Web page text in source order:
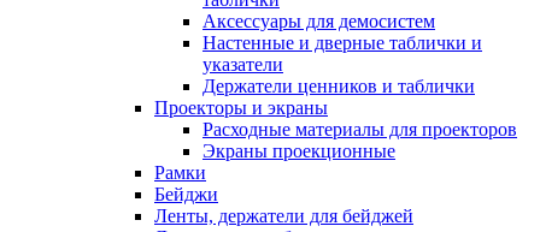
Аксессуары для демосистем
Настенные и дверные таблички и
указатели
Держатели ценников и таблички
Проекторы и экраны
Расходные материалы для проекторов
Экраны проекционные
Рамки
Бейджи
Ленты, держатели для бейджей